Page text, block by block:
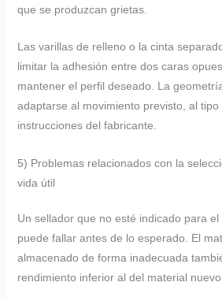
que se produzcan grietas.
Las varillas de relleno o la cinta
limitar la adhesión entre dos caras
mantener el perfil deseado. La
adaptarse al movimiento previsto, al
instrucciones del fabricante.
5) Problemas relacionados con la
vida útil
Un sellador que no esté indicado para
puede fallar antes de lo esperado. El
almacenado de forma inadecuada
rendimiento inferior al del material nuevo.